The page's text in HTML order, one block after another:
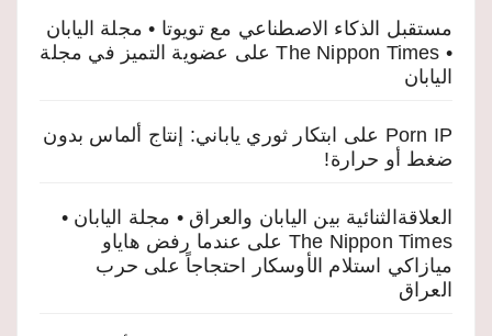
مستقبل الذكاء الاصطناعي مع تويوتا • مجلة اليابان
• The Nippon Times
على عضوية التميز في مجلة
اليابان
Porn IP على
ابتكار ثوري ياباني: إنتاج ألماس بدون
ضغط أو حرارة!
العلاقةالثنائية بين اليابان والعراق • مجلة اليابان •
The Nippon Times على عندما رفض هاياو
ميازاكي استلام الأوسكار احتجاجاً على حرب
العراق